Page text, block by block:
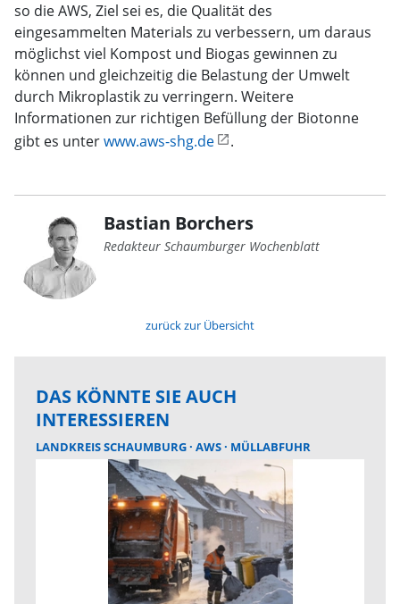
so die AWS, Ziel sei es, die Qualität des
eingesammelten Materials zu verbessern, um daraus
möglichst viel Kompost und Biogas gewinnen zu
können und gleichzeitig die Belastung der Umwelt
durch Mikroplastik zu verringern. Weitere
Informationen zur richtigen Befüllung der Biotonne
gibt es unterwww.aws-shg.de .
Bastian Borchers
Redakteur Schaumburger Wochenblatt
zurück zur Übersicht
DAS KÖNNTE SIE AUCH
INTERESSIEREN
LANDKREIS SCHAUMBURG AWS MÜLLABFUHR